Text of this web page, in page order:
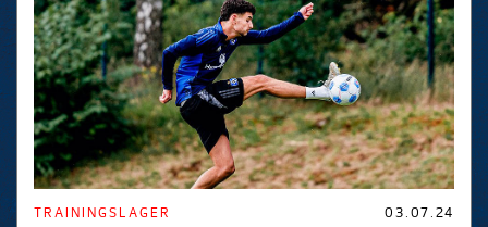
TRAININGSLAGER 03.07.24